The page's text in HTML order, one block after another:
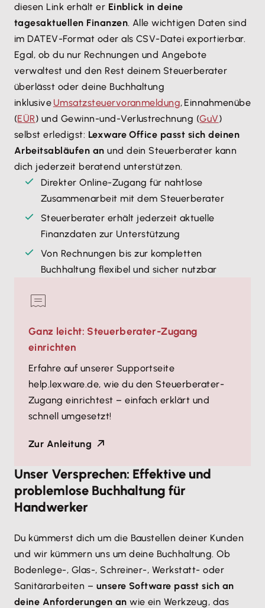
diesen Link erhält er Einblick in deine
tagesaktuellen Finanzen. Alle wichtigen Daten sind
im DATEV-Format oder als CSV-Datei exportierbar.
Egal, ob du nur Rechnungen und Angebote
verwaltest und den Rest deinem Steuerberater
überlässt oder deine Buchhaltung
inklusive Umsatzsteuervoranmeldung,
(EÜR) und Gewinn-und-Verlustrechnung (GuV)
selbst erledigst: Lexware Office passt sich deinen
Arbeitsabläufen an und dein Steuerberater kann
dich jederzeit beratend unterstützen.
Direkter Online-Zugang für nahtlose
Zusammenarbeit mit dem Steuerberater
Steuerberater erhält jederzeit aktuelle
Finanzdaten zur Unterstützung
Von Rechnungen bis zur kompletten
Buchhaltung flexibel und sicher nutzbar
Ganz leicht: Steuerberater-Zugang
einrichten
Erfahre auf unserer Supportseite
help.lexware.de, wie du den Steuerberater-
Zugang einrichtest – einfach erklärt und
schnell umgesetzt!
Zur Anleitung
Unser Versprechen: Effektive und
problemlose Buchhaltung für
Handwerker
Du kümmerst dich um die Baustellen deiner Kunden
und wir kümmern uns um deine Buchhaltung. Ob
Bodenlege-, Glas-, Schreiner-, Werkstatt- oder
Sanitärarbeiten – unsere Software passt sich an
deine Anforderungen an wie ein Werkzeug, das